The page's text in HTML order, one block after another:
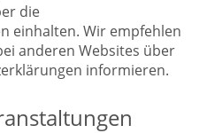
die
einhalten. Wir empfehlen
anderen Websites über
informieren.